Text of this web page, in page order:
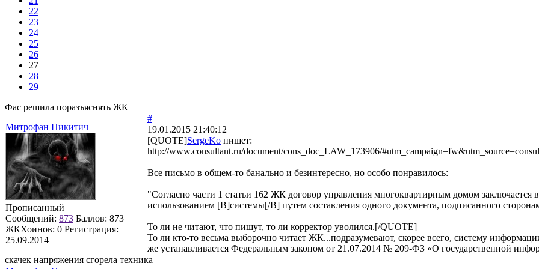
22
23
24
25
26
27
28
29
Фас решила поразъяснять ЖК
Митрофан Никитич
Прописанный
Сообщений: 873 Баллов: 873
ЖКХоинов: 0 Регистрация:
25.09.2014
#
19.01.2015 21:40:12
[QUOTE]SergeKo пишет:
http://www.consultant.ru/document/cons_doc_LAW_173906/
Все письмо в общем-то банально и безинтересно, но особо понравилось:
"Согласно части 1 статьи 162 ЖК договор управления многоквартирным домом
использованием [B]системы[/B] путем составления одного документа, подписанного
То ли не читают, что пишут, то ли корректор уволился.[/QUOTE]
То ли кто-то весьма выборочно читает ЖК...подразумевают, скорее всего, систему
же устанавливается Федеральным законом от 21.07.2014 № 209-ФЗ «О государственной
скачек напряжения сгорела техника